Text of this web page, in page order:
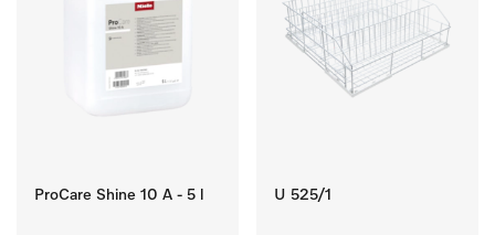
ProCare Shine 10 A - 5 l U 525/1